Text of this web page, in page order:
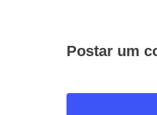
Postar um